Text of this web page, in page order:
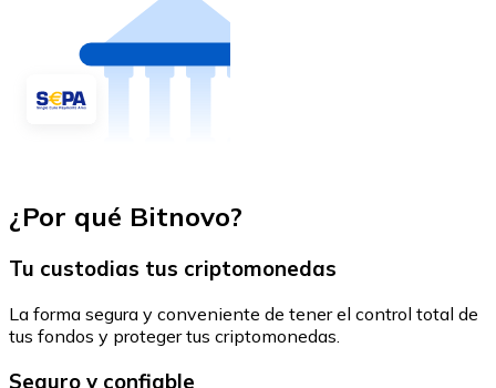
¿Por qué Bitnovo?
Tu custodias tus criptomonedas
La forma segura y conveniente de tener el control total de
tus fondos y proteger tus criptomonedas.
Seguro y confiable